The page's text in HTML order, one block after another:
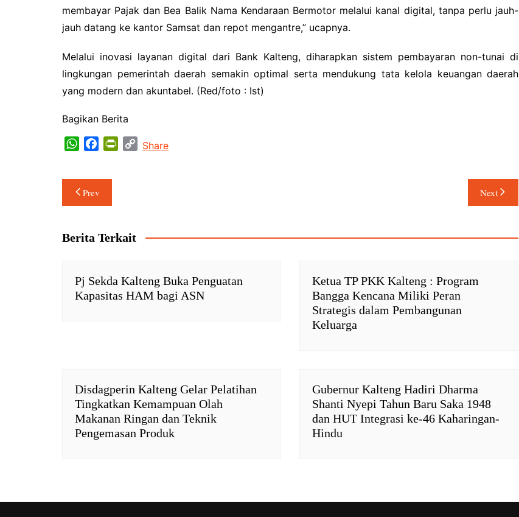
membayar Pajak dan Bea Balik Nama Kendaraan Bermotor melalui kanal digital, tanpa perlu jauh-
jauh datang ke kantor Samsat dan repot mengantre,” ucapnya.
Melalui inovasi layanan digital dari Bank Kalteng, diharapkan sistem pembayaran non-tunai di
lingkungan pemerintah daerah semakin optimal serta mendukung tata kelola keuangan daerah
yang modern dan akuntabel. (Red/foto : Ist)
Bagikan Berita
W
t
p
o
r
n
CShare
Navigasi
pos
Prev Next
Berita Terkait
Pj Sekda Kalteng Buka Penguatan
Kapasitas HAM bagi ASN
Ketua TP PKK Kalteng : Program
Bangga Kencana Miliki Peran
Strategis dalam Pembangunan
Keluarga
Disdagperin Kalteng Gelar Pelatihan
Tingkatkan Kemampuan Olah
Makanan Ringan dan Teknik
Pengemasan Produk
Gubernur Kalteng Hadiri Dharma
Shanti Nyepi Tahun Baru Saka 1948
dan HUT Integrasi ke-46 Kaharingan-
Hindu